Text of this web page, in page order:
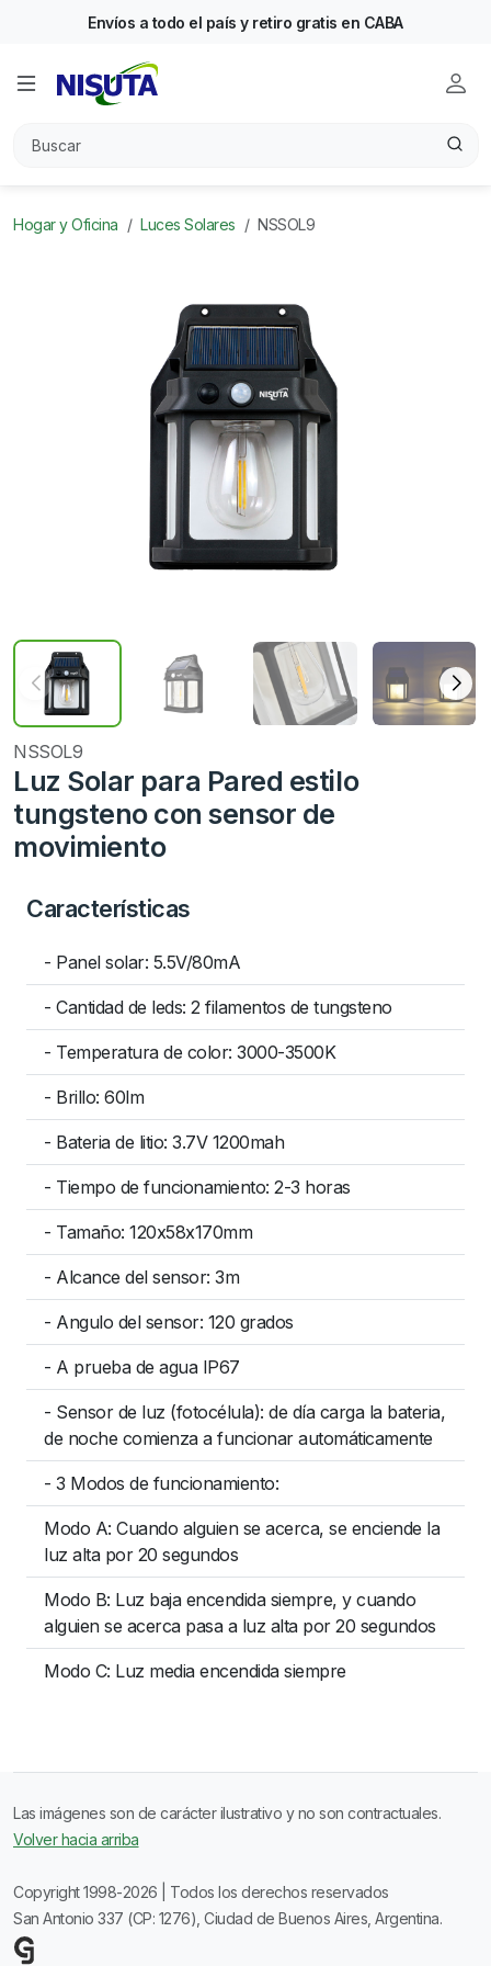
Envíos a todo el país y retiro gratis en CABA
Hogar y Oficina Luces Solares NSSOL9
NSSOL9
Luz Solar para Pared estilo
tungsteno con sensor de
movimiento
Características
- Panel solar: 5.5V/80mA
- Cantidad de leds: 2 filamentos de tungsteno
- Temperatura de color: 3000-3500K
- Brillo: 60lm
- Bateria de litio: 3.7V 1200mah
- Tiempo de funcionamiento: 2-3 horas
- Tamaño: 120x58x170mm
- Alcance del sensor: 3m
- Angulo del sensor: 120 grados
- A prueba de agua IP67
- Sensor de luz (fotocélula): de día carga la bateria,
de noche comienza a funcionar automáticamente
- 3 Modos de funcionamiento:
Modo A: Cuando alguien se acerca, se enciende la
luz alta por 20 segundos
Modo B: Luz baja encendida siempre, y cuando
alguien se acerca pasa a luz alta por 20 segundos
Modo C: Luz media encendida siempre
Las imágenes son de carácter ilustrativo y no son contractuales.
Volver hacia arriba
Copyright 1998-2026 | Todos los derechos reservados
San Antonio 337 (CP: 1276), Ciudad de Buenos Aires, Argentina.